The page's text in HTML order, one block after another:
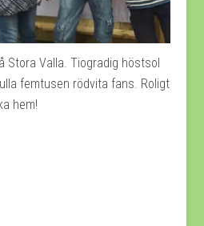
Valla. Tiogradig höstsol
femtusen rödvita fans. Roligt
hem!